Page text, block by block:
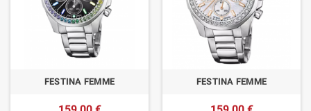
FESTINA FEMME FESTINA FEMME